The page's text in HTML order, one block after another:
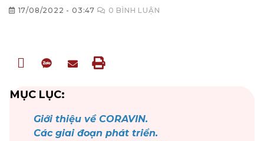
17/08/2022 - 03:47 0 BÌNH LUẬN
MỤC LỤC:
Giới thiệu về CORAVIN.
Các giai đoạn phát triển.